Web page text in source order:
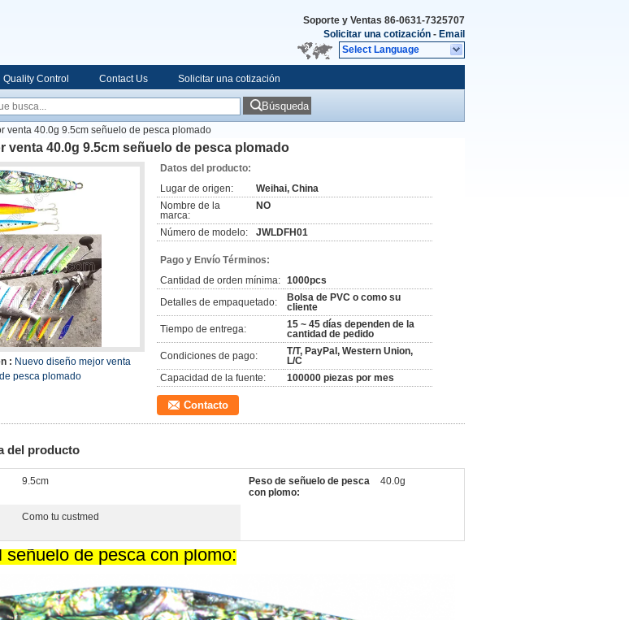
Soporte y Ventas 86-0631-7325707
Solicitar una cotización - Email
Select Language
Quality Control Contact Us Solicitar una cotización
Búsqueda
venta 40.0g 9.5cm señuelo de pesca plomado
venta 40.0g 9.5cm señuelo de pesca plomado
: Nuevo diseño mejor venta
pesca plomado
Datos del producto:
Lugar de origen:
Weihai, China
Nombre de la
marca:
NO
Número de modelo: JWLDFH01
Pago y Envío Términos:
Cantidad de orden mínima: 1000pcs
Detalles de empaquetado:
Bolsa de PVC o como su
cliente
Tiempo de entrega:
15 ~ 45 días dependen de la
cantidad de pedido
Condiciones de pago:
T/T, PayPal, Western Union,
L/C
Capacidad de la fuente:
100000 piezas por mes
Contacto
del producto
9.5cm
Peso de señuelo de pesca
con plomo:
40.0g
Como tu custmed
señuelo de pesca con plomo: